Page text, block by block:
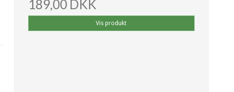
189,00 DKK
Vis produkt